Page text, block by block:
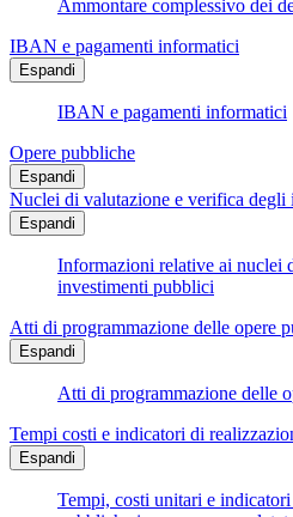
Ammontare complessivo dei
IBAN e pagamenti informatici
Espandi
IBAN e pagamenti informatici
Opere pubbliche
Espandi
Nuclei di valutazione e verifica degli
Espandi
Informazioni relative ai nuclei
investimenti pubblici
Atti di programmazione delle opere
Espandi
Atti di programmazione delle
Tempi costi e indicatori di
Espandi
Tempi, costi unitari e